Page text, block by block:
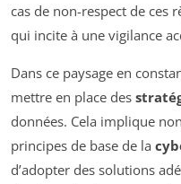
cas de non-respect de ces
qui incite à une vigilance
Dans ce paysage en
mettre en place des
données. Cela implique
principes de base de la
d’adopter des solutions